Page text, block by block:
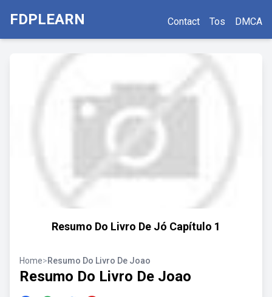
FDPLEARN Contact Tos DMCA
Resumo Do Livro De Jó Capítulo 1
Home>Resumo Do Livro De Joao
Resumo Do Livro De Joao